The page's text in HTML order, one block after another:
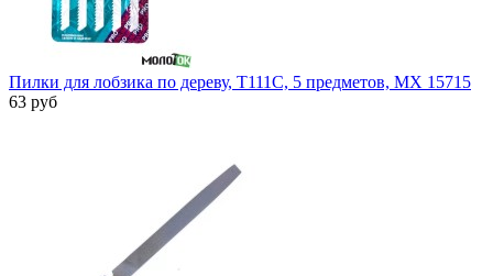
Пилки для лобзика по дереву, Т111С, 5 предметов, MX 15715
63 руб